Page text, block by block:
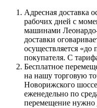
Адресная доставка
рабочих дней с
машинами
доставки
осуществляется «до
покупателя. С
Бесплатное
на нашу торговую
Новорижского
еженедельно по
перемещение нужно